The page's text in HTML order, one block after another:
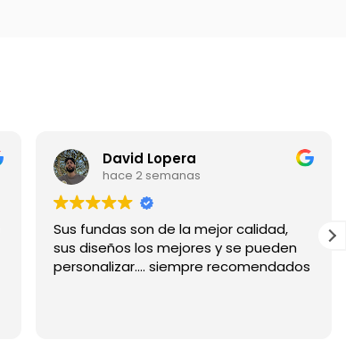
David Lopera
hace 2 semanas
Sus fundas son de la mejor calidad,
sus diseños los mejores y se pueden
personalizar.... siempre recomendados